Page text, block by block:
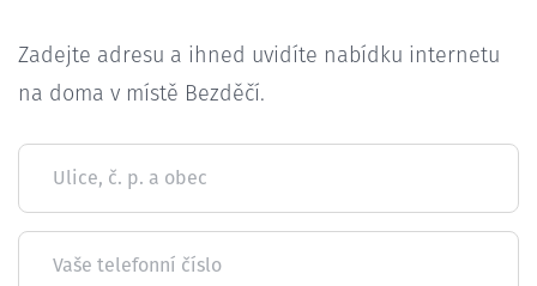
Zadejte adresu a ihned uvidíte nabídku internetu
na doma v místě Bezděčí.
Ulice, č. p. a obec
Vaše telefonní číslo